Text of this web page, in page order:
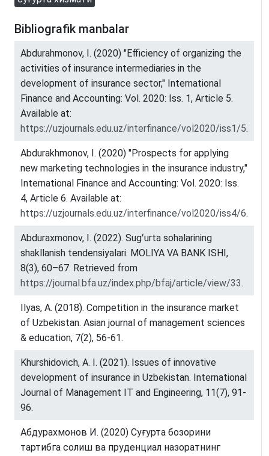
Bibliografik manbalar
Abdurahmonov, I. (2020) "Efficiency of organizing the
activities of insurance intermediaries in the
development of insurance sector," International
Finance and Accounting: Vol. 2020: Iss. 1, Article 5.
Available at:
https://uzjournals.edu.uz/interfinance/vol2020/iss1/5.
Abdurakhmonov, I. (2020) "Prospects for applying
new marketing technologies in the insurance industry,"
International Finance and Accounting: Vol. 2020: Iss.
4, Article 6. Available at:
https://uzjournals.edu.uz/interfinance/vol2020/iss4/6.
Abduraxmonov, I. (2022). Sugʻurta sohalarining
shakllanish tendensiyalari. MOLIYA VA BANK ISHI,
8(3), 60–67. Retrieved from
https://journal.bfa.uz/index.php/bfaj/article/view/33.
Ilyas, A. (2018). Competition in the insurance market
of Uzbekistan. Asian journal of management sciences
& education, 7(2), 56-61.
Khurshidovich, A. I. (2021). Issues of innovative
development of insurance in Uzbekistan. International
Journal of Management IT and Engineering, 11(7), 91-
96.
Абдурахмонов И. (2020) Суғурта бозорини
тартибга солиш ва пруденциал назоратнинг